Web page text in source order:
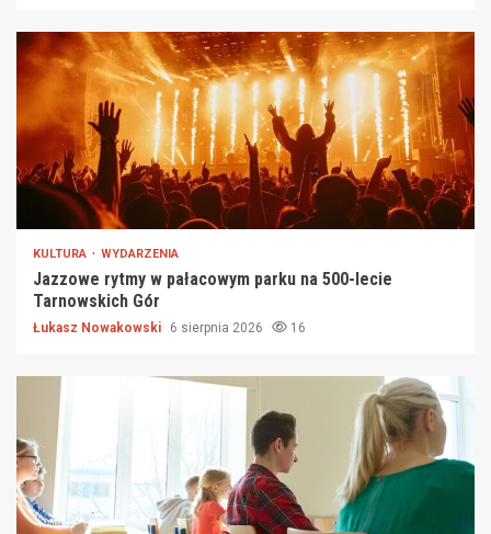
KULTURA WYDARZENIA
Jazzowe rytmy w pałacowym parku na 500-lecie
Tarnowskich Gór
Łukasz Nowakowski 6 sierpnia 2026 16